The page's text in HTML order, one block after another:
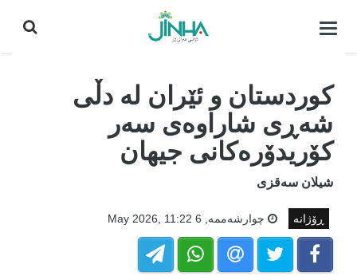
كردنه‌وه‌ی
کوردستان و ئێران لە دڵی
شەڕی شاراوەی سەر
کۆریدۆرەکانی جیهان
شیلان سەقزی
ڕۆژانە چوارشه‌ممه‌, 6 May 2026, 11:22